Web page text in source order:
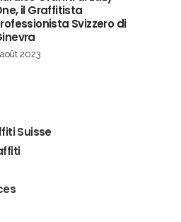
il Graffitista
Svizzero di
août 2023
Suisse